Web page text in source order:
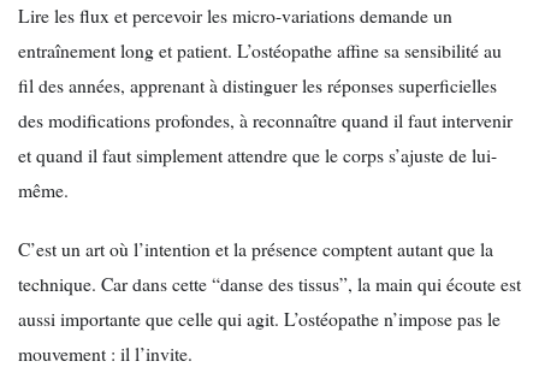
Lire les flux et percevoir les micro-variations demande un
entraînement long et patient. L’ostéopathe affine sa sensibilité au
fil des années, apprenant à distinguer les réponses superficielles
des modifications profondes, à reconnaître quand il faut intervenir
et quand il faut simplement attendre que le corps s’ajuste de lui-
même.
C’est un art où l’intention et la présence comptent autant que la
technique. Car dans cette “danse des tissus”, la main qui écoute est
aussi importante que celle qui agit. L’ostéopathe n’impose pas le
mouvement : il l’invite.